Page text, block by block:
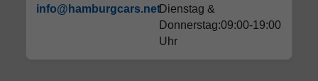
info@hamburgcars.netDienstag &
Donnerstag:09:00-19:00
Uhr